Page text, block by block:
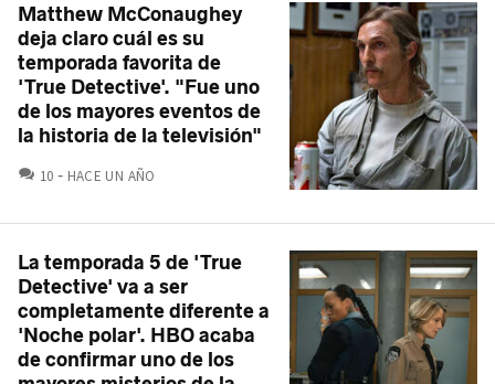
Matthew McConaughey
deja claro cuál es su
temporada favorita de
'True Detective'. "Fue uno
de los mayores eventos de
la historia de la televisión"
10 COMENTARIOS
HACE UN AÑO
La temporada 5 de 'True
Detective' va a ser
completamente diferente a
'Noche polar'. HBO acaba
de confirmar uno de los